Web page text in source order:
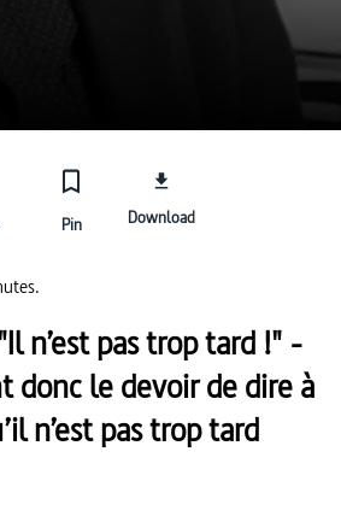
Pin Download
n’est pas trop tard !" -
donc le devoir de dire à
n’est pas trop tard